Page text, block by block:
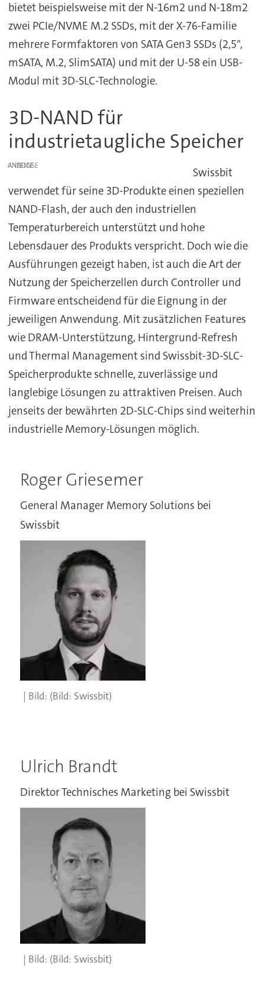
bietet beispielsweise mit der N-16m2 und N-18m2
zwei PCIe/NVME M.2 SSDs, mit der X-76-Familie
mehrere Formfaktoren von SATA Gen3 SSDs (2,5″,
mSATA, M.2, SlimSATA) und mit der U-58 ein USB-
Modul mit 3D-SLC-Technologie.
3D-NAND für
industrietaugliche Speicher
ANZEIGE
Swissbit
verwendet für seine 3D-Produkte einen speziellen
NAND-Flash, der auch den industriellen
Temperaturbereich unterstützt und hohe
Lebensdauer des Produkts verspricht. Doch wie die
Ausführungen gezeigt haben, ist auch die Art der
Nutzung der Speicherzellen durch Controller und
Firmware entscheidend für die Eignung in der
jeweiligen Anwendung. Mit zusätzlichen Features
wie DRAM-Unterstützung, Hintergrund-Refresh
und Thermal Management sind Swissbit-3D-SLC-
Speicherprodukte schnelle, zuverlässige und
langlebige Lösungen zu attraktiven Preisen. Auch
jenseits der bewährten 2D-SLC-Chips sind weiterhin
industrielle Memory-Lösungen möglich.
Roger Griesemer
General Manager Memory Solutions bei
Swissbit
(Bild: Swissbit)
Ulrich Brandt
Direktor Technisches Marketing bei Swissbit
(Bild: Swissbit)